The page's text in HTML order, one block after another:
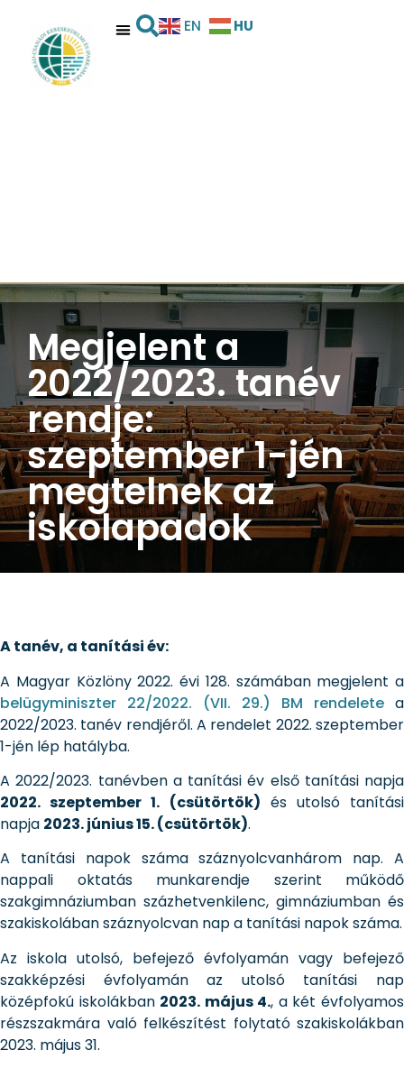
EN HU
Megjelent a
2022/2023. tanév
rendje:
szeptember 1-jén
megtelnek az
iskolapadok
A tanév, a tanítási év:
A Magyar Közlöny 2022. évi 128. számában megjelent a
belügyminiszter 22/2022. (VII. 29.) BM rendelete a
2022/2023. tanév rendjéről. A rendelet 2022. szeptember
1-jén lép hatályba.
A 2022/2023. tanévben a tanítási év első tanítási napja
2022. szeptember 1. (csütörtök) és utolsó tanítási
napja 2023. június 15. (csütörtök).
A tanítási napok száma száznyolcvanhárom nap. A
nappali oktatás munkarendje szerint működő
szakgimnáziumban százhetvenkilenc, gimnáziumban és
szakiskolában száznyolcvan nap a tanítási napok száma.
Az iskola utolsó, befejező évfolyamán vagy befejező
szakképzési évfolyamán az utolsó tanítási nap
középfokú iskolákban 2023. május 4., a két évfolyamos
részszakmára való felkészítést folytató szakiskolákban
2023. május 31.